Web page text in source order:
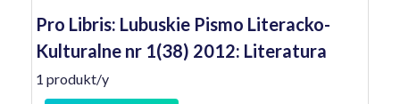
Pro Libris: Lubuskie Pismo Literacko-
Kulturalne nr 1(38) 2012: Literatura
1 produkt/y